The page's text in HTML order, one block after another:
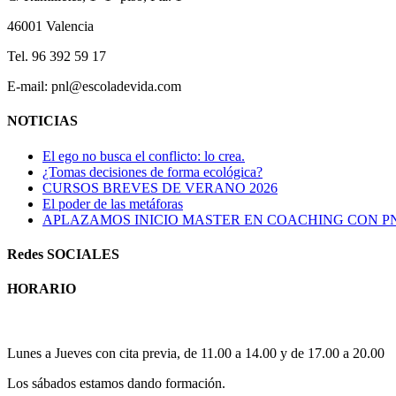
46001 Valencia
Tel. 96 392 59 17
E-mail: pnl@escoladevida.com
NOTICIAS
El ego no busca el conflicto: lo crea.
¿Tomas decisiones de forma ecológica?
CURSOS BREVES DE VERANO 2026
El poder de las metáforas
APLAZAMOS INICIO MASTER EN COACHING CON
Redes SOCIALES
HORARIO
Lunes a Jueves con cita previa, de 11.00 a 14.00 y de 17.00 a 20.00
Los sábados estamos dando formación.